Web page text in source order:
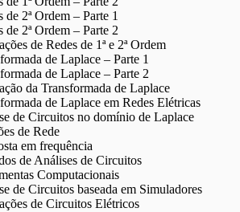
2ª Ordem – Parte 1
de 2ª Ordem – Parte 2
de Redes de 1ª e 2ª Ordem
de Laplace – Parte 1
de Laplace – Parte 2
da Transformada de Laplace
de Laplace em Redes Elétricas
de Circuitos no domínio de Laplace
de Rede
em frequência
de Análises de Circuitos
Computacionais
de Circuitos baseada em Simuladores
de Circuitos Elétricos